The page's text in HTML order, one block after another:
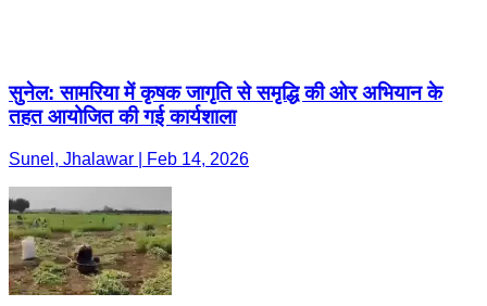
सुनेल: सामरिया में कृषक जागृति से समृद्धि की ओर अभियान के
तहत आयोजित की गई कार्यशाला
Sunel, Jhalawar | Feb 14, 2026